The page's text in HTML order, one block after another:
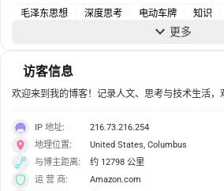
毛泽东思想
深度思考 电动车牌 知识
更多
访客信息
欢迎来到我的博客！记录人文、思考与技术生活，
IP 地址:
216.73.216.254
地理位置:
United States, Columbus
与博主距离:
约 12798 公里
运 营 商:
Amazon.com